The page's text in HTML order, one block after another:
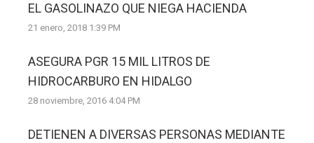
EL GASOLINAZO QUE NIEGA HACIENDA
21 enero, 2018 1:39 PM
ASEGURA PGR 15 MIL LITROS DE
HIDROCARBURO EN HIDALGO
28 noviembre, 2016 4:04 PM
DETIENEN A DIVERSAS PERSONAS MEDIANTE